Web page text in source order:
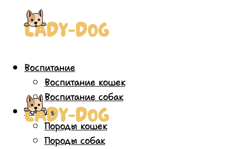
Воспитание
Воспитание кошек
Воспитание собак
Породы
Породы кошек
Породы собак